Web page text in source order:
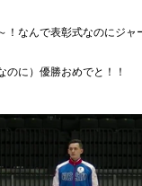
！なんで表彰式なのにジャ
のに）優勝おめでと！！